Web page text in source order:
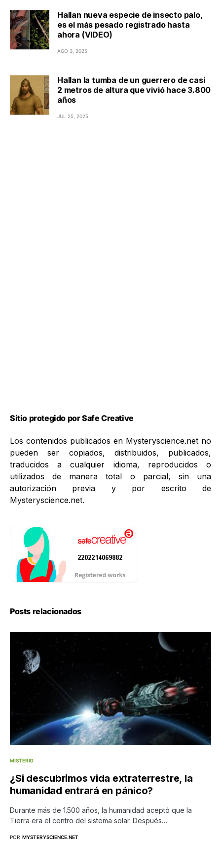
Hallan nueva especie de insecto palo,
es el más pesado registrado hasta
ahora (VIDEO)
AGO 3, 2025
Hallan la tumba de un guerrero de casi
2 metros de altura que vivió hace 3.800
años
JUL 25, 2025
Sitio protegido por Safe Creative
Los contenidos publicados en Mysteryscience.net no
pueden ser copiados, distribuidos, publicados,
traducidos a cualquier idioma, reproducidos o
utilizados de manera total o parcial, sin una
autorización previa y por escrito de
Mysteryscience.net.
Posts relacionados
MISTERIO
¿Si descubrimos vida extraterrestre, la
humanidad entrará en pánico?
Durante más de 1.500 años, la humanidad aceptó que la
Tierra era el centro del sistema solar. Después…
POR MYSTERYSCIENCE.NET